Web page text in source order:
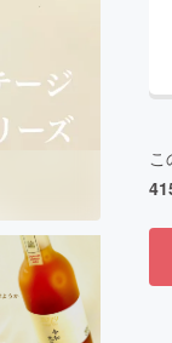
machi-ya
こ